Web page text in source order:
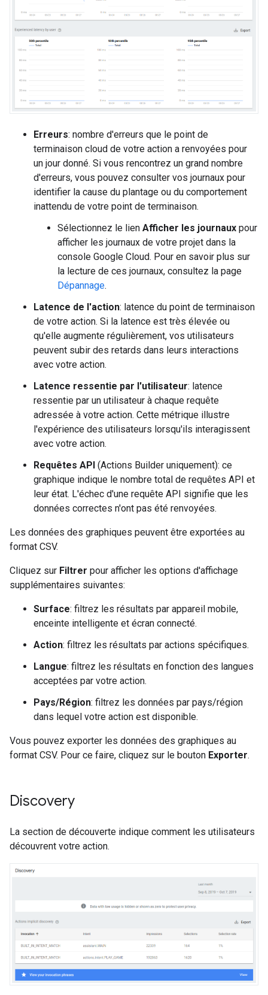
Erreurs: nombre d'erreurs que le point de
terminaison cloud de votre action a renvoyées pour
un jour donné. Si vous rencontrez un grand nombre
d'erreurs, vous pouvez consulter vos journaux pour
identifier la cause du plantage ou du comportement
inattendu de votre point de terminaison.
Sélectionnez le lien Afficher les journaux pour
afficher les journaux de votre projet dans la
console Google Cloud. Pour en savoir plus sur
la lecture de ces journaux, consultez la page
Dépannage.
Latence de l'action: latence du point de terminaison
de votre action. Si la latence est très élevée ou
qu'elle augmente régulièrement, vos utilisateurs
peuvent subir des retards dans leurs interactions
avec votre action.
Latence ressentie par l'utilisateur: latence
ressentie par un utilisateur à chaque requête
adressée à votre action. Cette métrique illustre
l'expérience des utilisateurs lorsqu'ils interagissent
avec votre action.
Requêtes API (Actions Builder uniquement): ce
graphique indique le nombre total de requêtes API et
leur état. L'échec d'une requête API signifie que les
données correctes n'ont pas été renvoyées.
Les données des graphiques peuvent être exportées au
format CSV.
Cliquez sur Filtrer pour afficher les options d'affichage
supplémentaires suivantes:
Surface: filtrez les résultats par appareil mobile,
enceinte intelligente et écran connecté.
Action: filtrez les résultats par actions spécifiques.
Langue: filtrez les résultats en fonction des langues
acceptées par votre action.
Pays/Région: filtrez les données par pays/région
dans lequel votre action est disponible.
Vous pouvez exporter les données des graphiques au
format CSV. Pour ce faire, cliquez sur le bouton Exporter.
Discovery
La section de découverte indique comment les utilisateurs
découvrent votre action.